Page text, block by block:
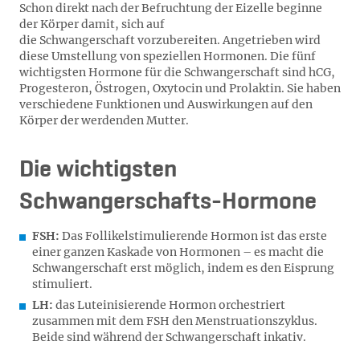
Schon direkt nach der Befruchtung der Eizelle beginne
der Körper damit, sich auf
die Schwangerschaft vorzubereiten. Angetrieben wird
diese Umstellung von speziellen Hormonen. Die fünf
wichtigsten Hormone für die Schwangerschaft sind hCG,
Progesteron, Östrogen, Oxytocin und Prolaktin. Sie haben
verschiedene Funktionen und Auswirkungen auf den
Körper der werdenden Mutter.
Die wichtigsten
Schwangerschafts-Hormone
FSH: Das Follikelstimulierende Hormon ist das erste
einer ganzen Kaskade von Hormonen – es macht die
Schwangerschaft erst möglich, indem es den Eisprung
stimuliert.
LH: das Luteinisierende Hormon orchestriert
zusammen mit dem FSH den Menstruationszyklus.
Beide sind während der Schwangerschaft inkativ.